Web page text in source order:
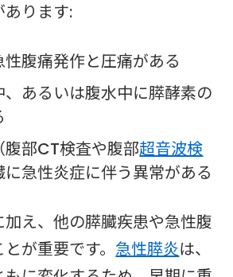
あります:
腹痛発作と圧痛がある
あるいは腹水中に膵酵素の
腹部CT検査や腹部超音波検
に急性炎症に伴う異常がある
加え、他の膵臓疾患や急性腹
が重要です。 急性膵炎は、